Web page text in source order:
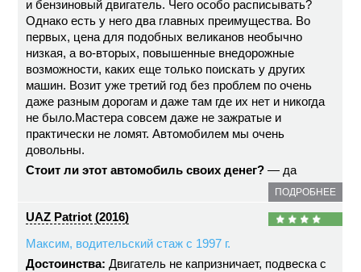
и бензиновый двигатель. Чего особо расписывать?
Однако есть у него два главных преимущества. Во
первых, цена для подобных великанов необычно
низкая, а во-вторых, повышенные внедорожные
возможности, каких еще только поискать у других
машин. Возит уже третий год без проблем по очень
даже разным дорогам и даже там где их нет и никогда
не было.Мастера совсем даже не зажратые и
практически не ломят. Автомобилем мы очень
довольны.
Стоит ли этот автомобиль своих денег? — да
ПОДРОБНЕЕ
UAZ Patriot (2016)
Максим, водительский стаж с 1997 г.
Достоинства: Двигатель не капризничает, подвеска с